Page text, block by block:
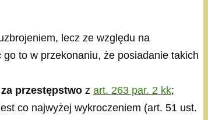
lecz ze względu na
to w przekonaniu, że posiadanie takich
przestępstwo z art. 263 par. 2 kk;
co najwyżej wykroczeniem (art. 51 ust.